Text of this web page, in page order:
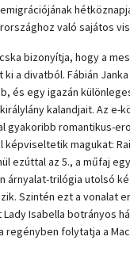
való sajátos
bizonyítja, hogy a
a divatból. Fábián
és egy igazán
kalandjait. Az e-
gyakoribb romantikus-
képviseltetik magukat:
ezúttal az 5., a műfaj
árnyalat-trilógia utolsó
Szintén ezt a vonalat
Isabella botrányos
regényben folytatja a